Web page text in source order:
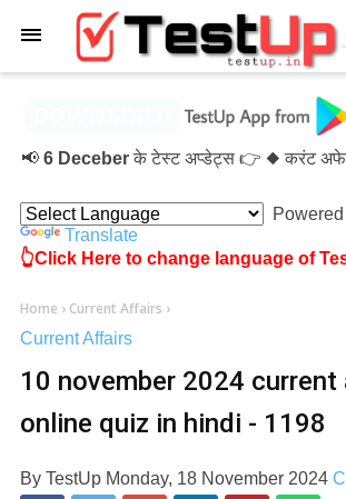
6 Deceberके टेस्ट अप्डेट्स 👉 ◆ करंट
Translate
👆Click Here to change language of
Home › Current Affairs ›
Current Affairs
10 november 2024
online quiz in hindi - 1198
By TestUp Monday, 18 November 2024